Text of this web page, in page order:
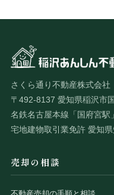
さくら通り不動産株式会社
〒492-8137 愛知県稲沢市
名鉄名古屋本線「国府宮駅
宅地建物取引業免許 愛知
売却の相談